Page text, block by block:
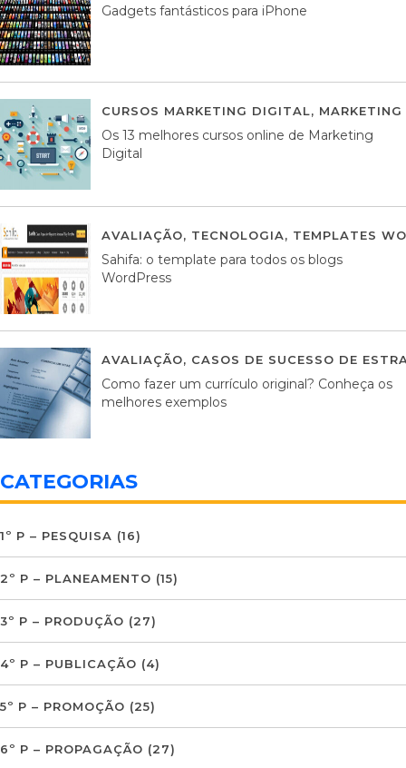
Gadgets fantásticos para iPhone
CURSOS MARKETING DIGITAL,
Os 13 melhores cursos online de Marketing
Digital
AVALIAÇÃO, TECNOLOGIA, TEMPLATES
Sahifa: o template para todos os blogs
WordPress
AVALIAÇÃO, CASOS DE SUCESSO DE
Como fazer um currículo original? Conheça os
melhores exemplos
CATEGORIAS
1º P – PESQUISA (16)
2º P – PLANEAMENTO (15)
3º P – PRODUÇÃO (27)
4º P – PUBLICAÇÃO (4)
5º P – PROMOÇÃO (25)
6º P – PROPAGAÇÃO (27)